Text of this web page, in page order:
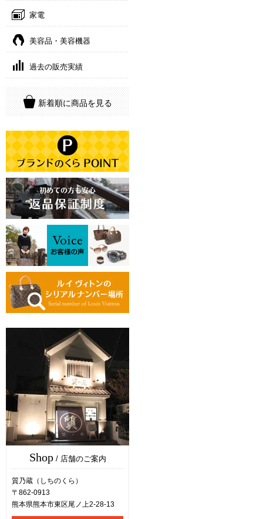
家電
美容品・美容機器
過去の販売実績
新着順に商品を見る
Shop/ 店舗のご案内
質乃蔵（しちのくら）
〒862-0913
熊本県熊本市東区尾ノ上2-28-13